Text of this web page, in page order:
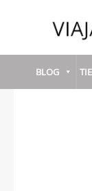
contenido
BLOG